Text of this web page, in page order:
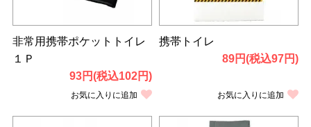
非常用携帯ポケットトイレ
１Ｐ
93円(税込102円)
お気に入りに追加
携帯トイレ
89円(税込97円)
お気に入りに追加